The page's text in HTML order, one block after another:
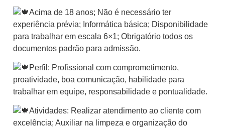
Acima de 18 anos; Não é necessário ter
experiência prévia; Informática básica; Disponibilidade
para trabalhar em escala 6×1; Obrigatório todos os
documentos padrão para admissão.
Perfil: Profissional com comprometimento,
proatividade, boa comunicação, habilidade para
trabalhar em equipe, responsabilidade e pontualidade.
Atividades: Realizar atendimento ao cliente com
excelência; Auxiliar na limpeza e organização do